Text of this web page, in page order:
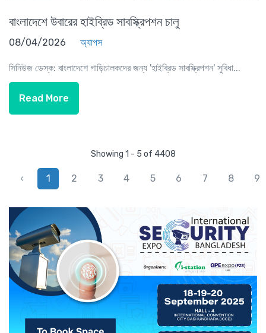
বাংলাদেশে উবারের হাইব্রিড সাবস্ক্রিপশন চালু
08/04/2026 অ্যাপস
সিনিউজ ডেস্ক: বাংলাদেশে গাড়িচালকদের জন্য 'হাইব্রিড সাবস্ক্রিপশন' সুবিধা...
Read More
Showing 1 - 5 of 4408
‹ 1 2 3 4 5 6 7 8 9